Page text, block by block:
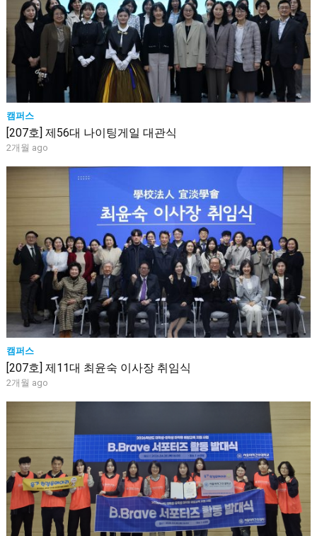
캠퍼스
[207호] 제56대 나이팅게일 대관식
2개월 ago
캠퍼스
[207호] 제11대 최윤숙 이사장 취임식
2개월 ago